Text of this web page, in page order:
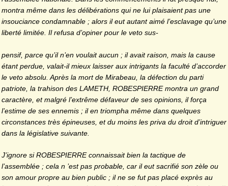
montra même dans les délibérations qui ne lui plaisaient pas une
insouciance condamnable ; alors il eut autant aimé l’esclavage qu’une
liberté limitée. Il refusa d’opiner pour le veto sus-
pensif, parce qu’il n’en voulait aucun ; il avait raison, mais la cause
étant perdue, valait-il mieux laisser aux intrigants la faculté d’accorder
le veto absolu. Après la mort de Mirabeau, la défection du parti
patriote, la trahison des LAMETH, ROBESPIERRE montra un grand
caractère, et malgré l’extrême défaveur de ses opi­nions, il força
l’estime de ses ennemis ; il en triompha même dans quelques
circonstances très épineuses, et du moins les priva du droit d’intriguer
dans la législative suivante.
J’ignore si ROBESPIERRE connaissait bien la tactique de
l’assemblée ; cela n ’est pas probable, car il eut sacri­fié son zèle ou
son amour propre au bien public ; il ne se fut pas placé ex­près au